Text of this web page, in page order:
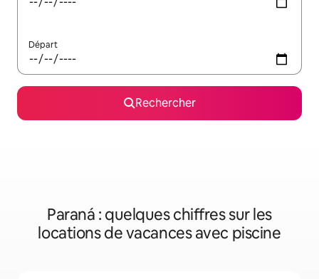
Départ
Rechercher
Paraná : quelques chiffres sur les
locations de vacances avec piscine